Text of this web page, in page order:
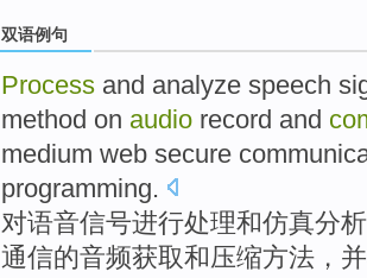
双语例句
Process and analyze speech
method on audio record and
medium web secure
programming.
对语音信号进行处理和仿真分析
通信的音频获取和压缩方法 ， 并